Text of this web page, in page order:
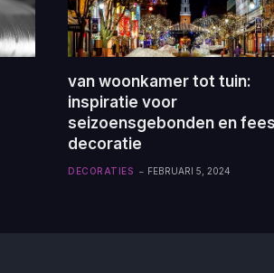
van woonkamer tot tuin:
inspiratie voor
seizoensgebonden en
decoratie
DECORATIES FEBRUARI 5, 2024